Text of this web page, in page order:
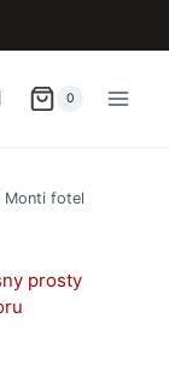
0
Monti fotel